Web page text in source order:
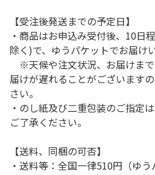
【受注後発送までの予定日】
・商品はお申込み受付後、10日
除く)で、ゆうパケットでお届け
※天候や注文状況、お届けま
届けが遅れることがございます
さい。
・のし紙及び二重包装のご指定
ご了承ください。
【送料、同梱の可否】
・送料等：全国一律510円（ゆう